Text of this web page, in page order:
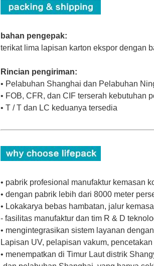
bahan pengepak:
terikat lima lapisan karton ekspor dengan
Rincian pengiriman:
• Pelabuhan Shanghai dan Pelabuhan
• FOB, CFR, dan CIF terserah kebutuhan
• T / T dan LC keduanya tersedia
• pabrik profesional manufaktur kemasan
• dengan pabrik lebih dari 8000 meter
• Lokakarya bebas hambatan, jalur
- fasilitas manufaktur dan tim R & D
• mengintegrasikan sistem layanan
Lapisan UV, pelapisan vakum,
• menempatkan di Timur Laut distrik